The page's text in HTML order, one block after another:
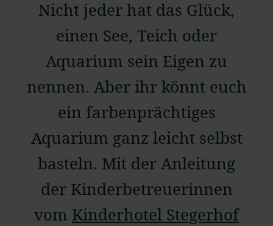
Nicht jeder hat das Glück,
einen See, Teich oder
Aquarium sein Eigen zu
nennen. Aber ihr könnt euch
ein farbenprächtiges
Aquarium ganz leicht selbst
basteln. Mit der Anleitung
der Kinderbetreuerinnen
vom Kinderhotel Stegerhof